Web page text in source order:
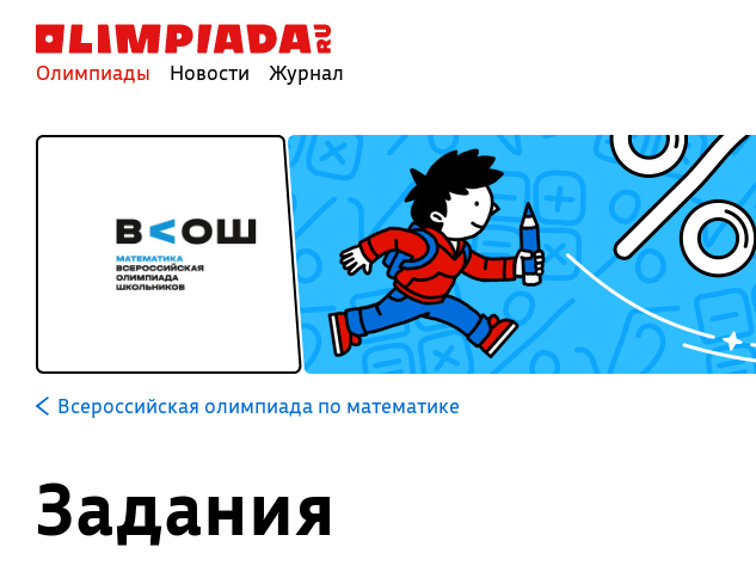
Олимпиады Новости Журнал
Всероссийская олимпиада по математике
Задания